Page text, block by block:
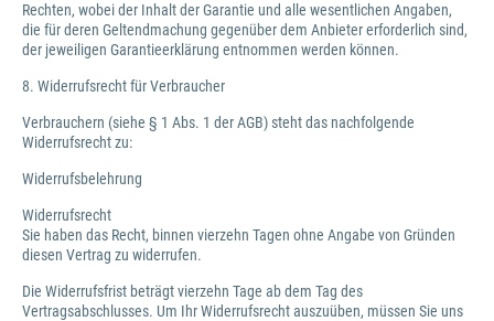
Rechten, wobei der Inhalt der Garantie und alle wesentlichen Angaben,
die für deren Geltendmachung gegenüber dem Anbieter erforderlich sind,
der jeweiligen Garantieerklärung entnommen werden können.
8. Widerrufsrecht für Verbraucher
Verbrauchern (siehe § 1 Abs. 1 der AGB) steht das nachfolgende
Widerrufsrecht zu:
Widerrufsbelehrung
Widerrufsrecht
Sie haben das Recht, binnen vierzehn Tagen ohne Angabe von Gründen
diesen Vertrag zu widerrufen.
Die Widerrufsfrist beträgt vierzehn Tage ab dem Tag des
Vertragsabschlusses. Um Ihr Widerrufsrecht auszuüben, müssen Sie uns